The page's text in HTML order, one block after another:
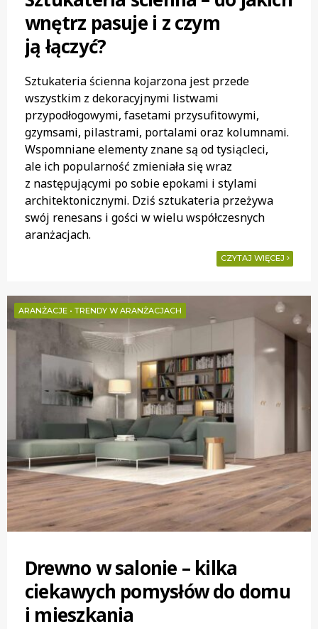
wnętrz pasuje i z czym
ją łączyć?
Sztukateria ścienna kojarzona jest przede
wszystkim z dekoracyjnymi listwami
przypodłogowymi, fasetami przysufitowymi,
gzymsami, pilastrami, portalami oraz kolumnami.
Wspomniane elementy znane są od tysiącleci,
ale ich popularność zmieniała się wraz
z następującymi po sobie epokami i stylami
architektonicznymi. Dziś sztukateria przeżywa
swój renesans i gości w wielu współczesnych
aranżacjach.
CZYTAJ WIĘCEJ
ARANŻACJE • TRENDY W ARANŻACJACH
Drewno w salonie – kilka
ciekawych pomysłów do domu
i mieszkania